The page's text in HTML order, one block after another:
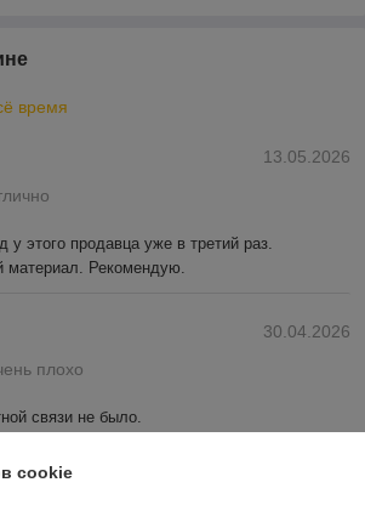
время
13.05.2026
у этого продавца уже в третий раз.
Рекомендую.
30.04.2026
плохо
связи не было.
все отзывы
cookie